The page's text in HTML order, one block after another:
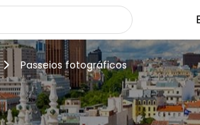
Passeios fotográficos